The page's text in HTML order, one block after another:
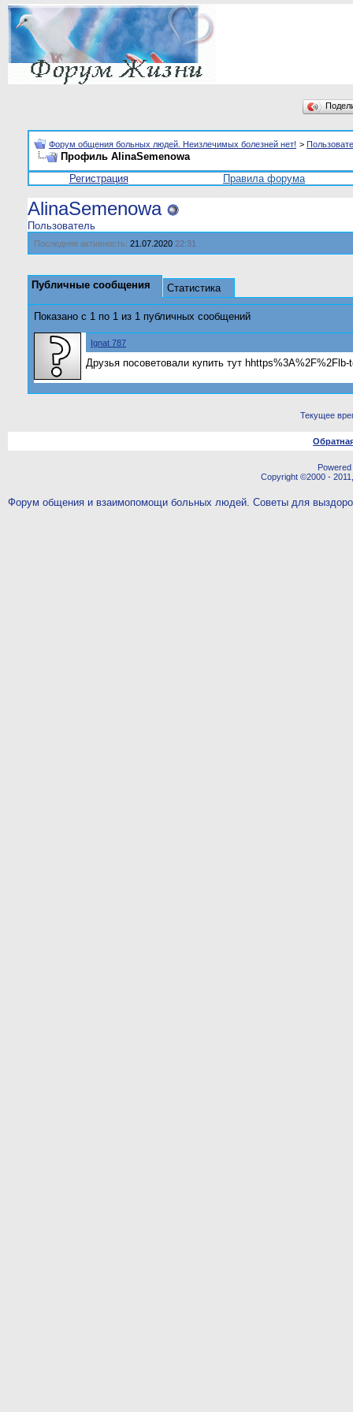
Форум общения больных людей. Неизлечимых болезней нет! >
Профиль AlinaSemenowa
Регистрация
Правила форума
AlinaSemenowa
Пользователь
Последняя активность: 21.07.2020 22:31
Публичные сообщения Статистика
Показано с 1 по 1 из 1 публичных сообщений
Ignat 787
Друзья посоветовали купить тут hhttps%3A%2F%2Flb-
Текущее
Copyright ©2000 -
Форум общения и взаимопомощи больных людей. Советы для